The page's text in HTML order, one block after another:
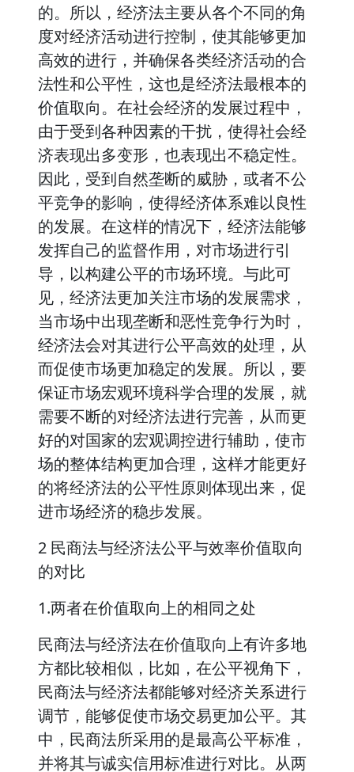
的。所以，经济法主要从各个不同的角
度对经济活动进行控制，使其能够更加
高效的进行，并确保各类经济活动的合
法性和公平性，这也是经济法最根本的
价值取向。在社会经济的发展过程中，
由于受到各种因素的干扰，使得社会经
济表现出多变形，也表现出不稳定性。
因此，受到自然垄断的威胁，或者不公
平竞争的影响，使得经济体系难以良性
的发展。在这样的情况下，经济法能够
发挥自己的监督作用，对市场进行引
导，以构建公平的市场环境。与此可
见，经济法更加关注市场的发展需求，
当市场中出现垄断和恶性竞争行为时，
经济法会对其进行公平高效的处理，从
而促使市场更加稳定的发展。所以，要
保证市场宏观环境科学合理的发展，就
需要不断的对经济法进行完善，从而更
好的对国家的宏观调控进行辅助，使市
场的整体结构更加合理，这样才能更好
的将经济法的公平性原则体现出来，促
进市场经济的稳步发展。
2 民商法与经济法公平与效率价值取向
的对比
1.两者在价值取向上的相同之处
民商法与经济法在价值取向上有许多地
方都比较相似，比如，在公平视角下，
民商法与经济法都能够对经济关系进行
调节，能够促使市场交易更加公平。其
中，民商法所采用的是最高公平标准，
并将其与诚实信用标准进行对比。从两